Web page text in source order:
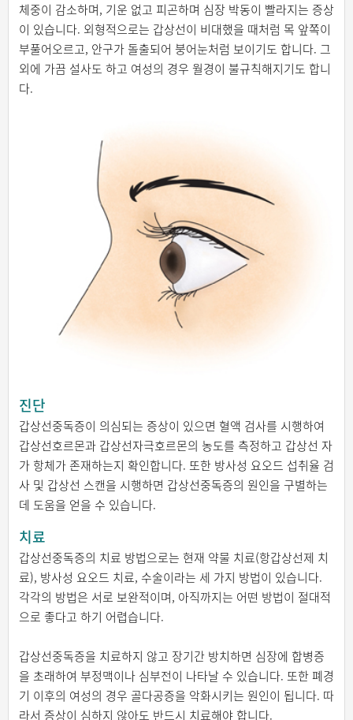
체중이 감소하며, 기운 없고 피곤하며 심장 박동이 빨라지는 증상
이 있습니다. 외형적으로는 갑상선이 비대했을 때처럼 목 앞쪽이
부풀어오르고, 안구가 돌출되어 붕어눈처럼 보이기도 합니다. 그
외에 가끔 설사도 하고 여성의 경우 월경이 불규칙해지기도 합니
다.
진단
갑상선중독증이 의심되는 증상이 있으면 혈액 검사를 시행하여
갑상선호르몬과 갑상선자극호르몬의 농도를 측정하고 갑상선 자
가 항체가 존재하는지 확인합니다. 또한 방사성 요오드 섭취율 검
사 및 갑상선 스캔을 시행하면 갑상선중독증의 원인을 구별하는
데 도움을 얻을 수 있습니다.
치료
갑상선중독증의 치료 방법으로는 현재 약물 치료(항갑상선제 치
료), 방사성 요오드 치료, 수술이라는 세 가지 방법이 있습니다.
각각의 방법은 서로 보완적이며, 아직까지는 어떤 방법이 절대적
으로 좋다고 하기 어렵습니다.
갑상선중독증을 치료하지 않고 장기간 방치하면 심장에 합병증
을 초래하여 부정맥이나 심부전이 나타날 수 있습니다. 또한 폐경
기 이후의 여성의 경우 골다공증을 악화시키는 원인이 됩니다. 따
라서 증상이 심하지 않아도 반드시 치료해야 합니다.